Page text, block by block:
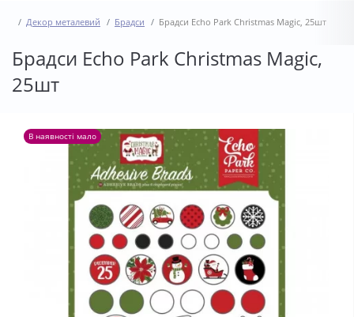
Декор металевий Брадси Брадси Echo Park Christmas Magic, 25шт
Брадси Echo Park Christmas Magic,
25шт
В наявності мало